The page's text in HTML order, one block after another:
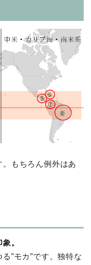
もちろん例外はあ
。
”モカ”です。独特な